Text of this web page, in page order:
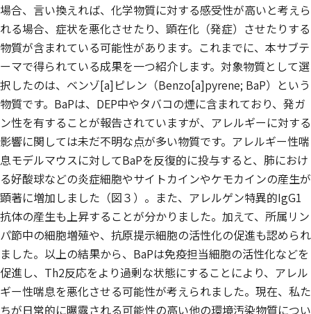
場合、言い換えれば、化学物質に対する感受性が高いと考えら
れる場合、症状を悪化させたり、顕在化（発症）させたりする
物質が含まれている可能性があります。これまでに、本サブテ
ーマで得られている成果を一つ紹介します。対象物質として選
択したのは、ベンゾ[a]ピレン（Benzo[a]pyrene; BaP）という
物質です。BaPは、DEP中やタバコの煙に含まれており、発ガ
ン性を有することが報告されていますが、アレルギーに対する
影響に関しては未だ不明な点が多い物質です。アレルギー性喘
息モデルマウスに対してBaPを反復的に投与すると、肺におけ
る好酸球などの炎症細胞やサイトカインやケモカインの産生が
顕著に増加しました（図３）。また、アレルゲン特異的IgG1
抗体の産生も上昇することが分かりました。加えて、所属リン
パ節中の細胞増殖や、抗原提示細胞の活性化の促進も認められ
ました。以上の結果から、BaPは免疫担当細胞の活性化などを
促進し、Th2反応をより過剰な状態にすることにより、アレル
ギー性喘息を悪化させる可能性が考えられました。現在、私た
ちが日常的に曝露される可能性の高い他の環境汚染物質につい